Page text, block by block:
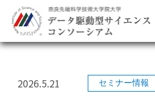
2026.5.21 セミナー情報